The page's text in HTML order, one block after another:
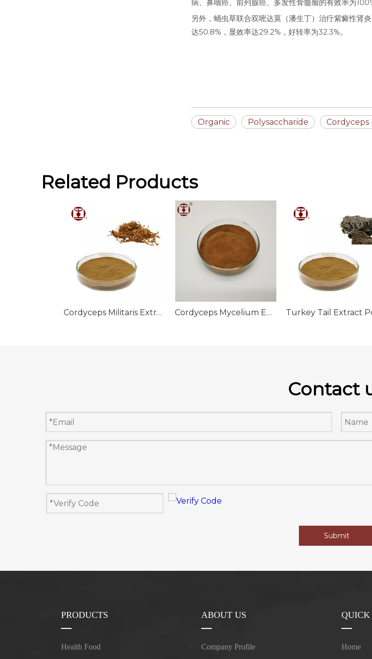
病、鼻咽癌、前列腺癌、多发性骨髓瘤的有效率为
另外，蛹虫草联合双嘧达莫（潘生丁）治疗紫癜性肾
达50.8%，显效率达29.2%，好转率为32.3%。
Organic Polysaccharide Cordyceps
Related Products
Cordyceps Militaris Extract Powder Cordyceps Mycelium Extract Powder
Contact
Submit
PRODUCTS
Health Food
ABOUT US
Company Profile
Home